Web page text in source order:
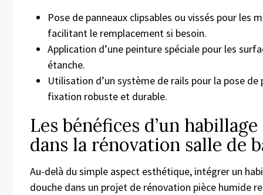
Pose de panneaux clipsables ou vissés pour les
facilitant le remplacement si besoin.
Application d’une peinture spéciale pour les
étanche.
Utilisation d’un système de rails pour la pose de
fixation robuste et durable.
Les bénéfices d’un
dans la rénovation salle de
Au-delà du simple aspect esthétique, intégrer un
douche dans un projet de rénovation pièce humide